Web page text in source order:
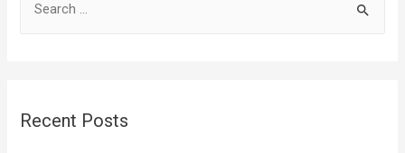
h
Recent Posts